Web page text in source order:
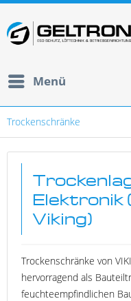
Menü
Trockenschränke
Elektronik
Viking)
Trockenschränke von
hervorragend als
feuchteempfindlichen